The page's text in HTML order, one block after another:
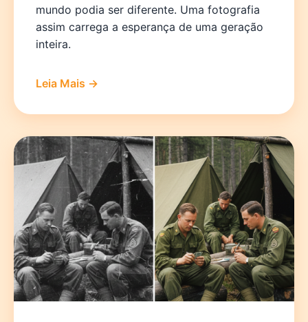
mundo podia ser diferente. Uma fotografia
assim carrega a esperança de uma geração
inteira.
Leia Mais →